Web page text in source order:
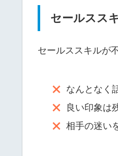
セールスス
セールススキルが
なんとなく
良い印象は
相手の迷い